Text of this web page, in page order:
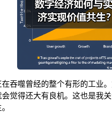
吞噬曾经的整个有形的工
觉得还大有良机。这也是